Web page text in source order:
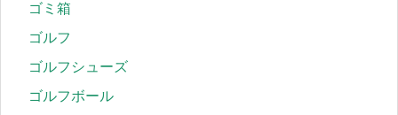
ゴミ箱
ゴルフ
ゴルフシューズ
ゴルフボール